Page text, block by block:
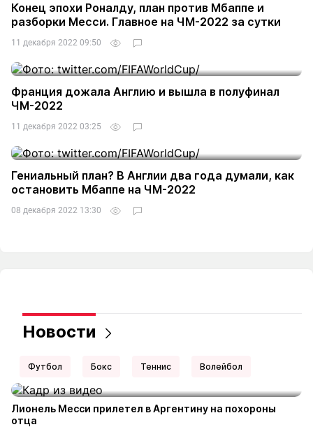
Конец эпохи Роналду, план против Мбаппе и
разборки Месси. Главное на ЧМ-2022 за сутки
11 декабря 2022 09:50
Франция дожала Англию и вышла в полуфинал
ЧМ-2022
11 декабря 2022 03:25
Гениальный план? В Англии два года думали, как
остановить Мбаппе на ЧМ-2022
08 декабря 2022 13:30
Новости
Футбол Бокс Теннис Волейбол
Лионель Месси прилетел в Аргентину на похороны
отца